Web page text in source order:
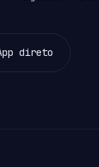
direto